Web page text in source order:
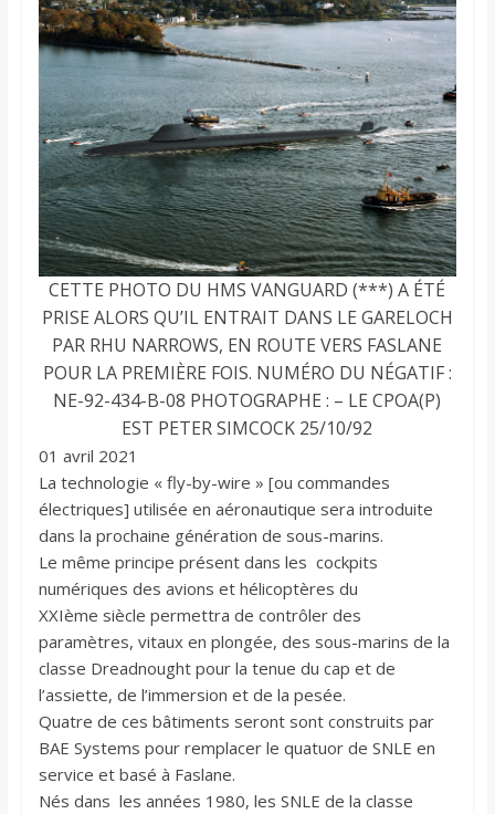
CETTE PHOTO DU HMS VANGUARD (***) A ÉTÉ
PRISE ALORS QU’IL ENTRAIT DANS LE GARELOCH
PAR RHU NARROWS, EN ROUTE VERS FASLANE
POUR LA PREMIÈRE FOIS. NUMÉRO DU NÉGATIF :
NE-92-434-B-08 PHOTOGRAPHE : – LE CPOA(P)
EST PETER SIMCOCK 25/10/92
01 avril 2021
La technologie « fly-by-wire » [ou commandes
électriques] utilisée en aéronautique sera introduite
dans la prochaine génération de sous-marins.
Le même principe présent dans les cockpits
numériques des avions et hélicoptères du
XXIème siècle permettra de contrôler des
paramètres, vitaux en plongée, des sous-marins de la
classe Dreadnought pour la tenue du cap et de
l’assiette, de l’immersion et de la pesée.
Quatre de ces bâtiments seront sont construits par
BAE Systems pour remplacer le quatuor de SNLE en
service et basé à Faslane.
Nés dans les années 1980, les SNLE de la classe